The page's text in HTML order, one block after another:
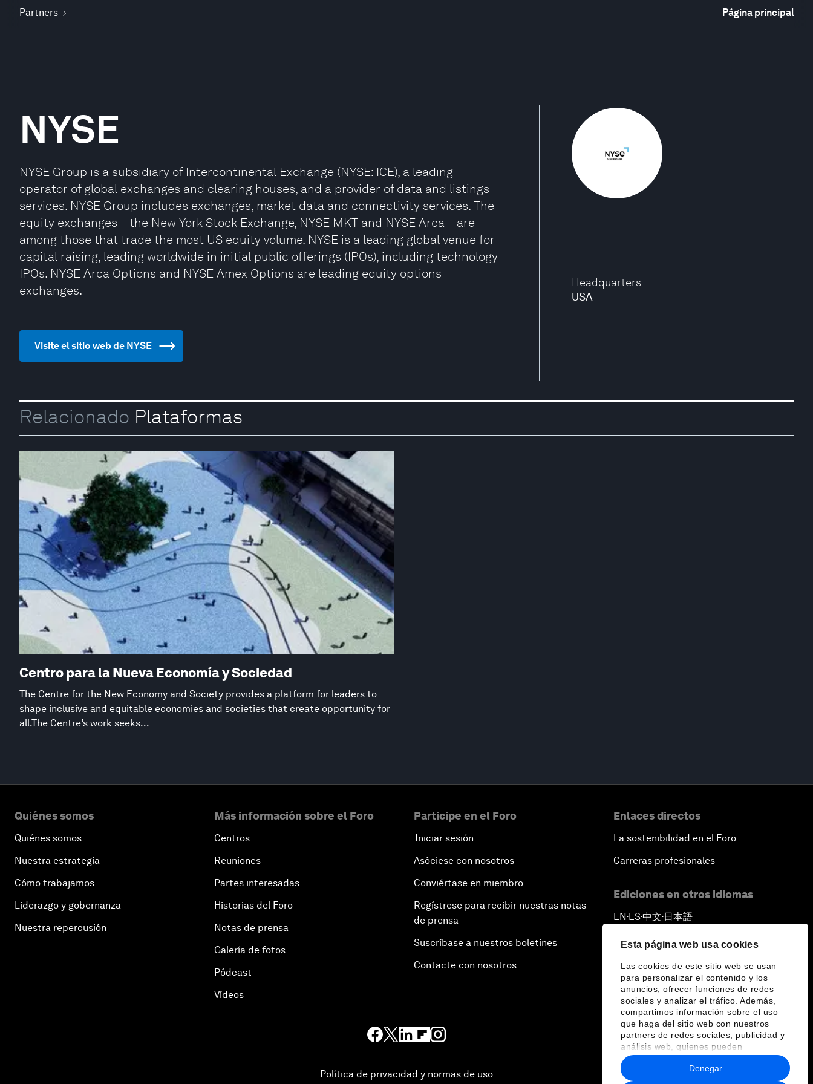
Esta página web usa cookies
Las cookies de este sitio web se usan
para personalizar el contenido y los
anuncios, ofrecer funciones de redes
sociales y analizar el tráfico. Además,
compartimos información sobre el uso
que haga del sitio web con nuestros
partners de redes sociales, publicidad y
análisis web, quienes pueden
combinarla con otra información que les
haya proporcionado o que hayan
recopilado a partir del uso que haya
Denegar
Partners Página principal
Headquarters
USA
NYSE
NYSE Group is a subsidiary of Intercontinental Exchange (NYSE: ICE), a leading
operator of global exchanges and clearing houses, and a provider of data and listings
services. NYSE Group includes exchanges, market data and connectivity services. The
equity exchanges – the New York Stock Exchange, NYSE MKT and NYSE Arca – are
among those that trade the most US equity volume. NYSE is a leading global venue for
capital raising, leading worldwide in initial public offerings (IPOs), including technology
IPOs. NYSE Arca Options and NYSE Amex Options are leading equity options
exchanges.
Visite el sitio web de NYSE
Relacionado Plataformas
Centro para la Nueva Economía y Sociedad
The Centre for the New Economy and Society provides a platform for leaders to
shape inclusive and equitable economies and societies that create opportunity for
all.The Centre’s work seeks...
Quiénes somos
Quiénes somos
Nuestra estrategia
Cómo trabajamos
Liderazgo y gobernanza
Nuestra repercusión
Más información sobre el Foro
Centros
Reuniones
Partes interesadas
Historias del Foro
Notas de prensa
Galería de fotos
Pódcast
Vídeos
Participe en el Foro
Iniciar sesión
Asóciese con nosotros
Conviértase en miembro
Regístrese para recibir nuestras notas
de prensa
Suscríbase a nuestros boletines
Contacte con nosotros
Enlaces directos
La sostenibilidad en el Foro
Carreras profesionales
Ediciones en otros idiomas
EN ▪ES▪中文▪ 日本語
Política de privacidad y normas de uso